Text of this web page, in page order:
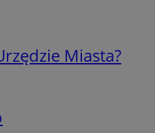
Miasta?